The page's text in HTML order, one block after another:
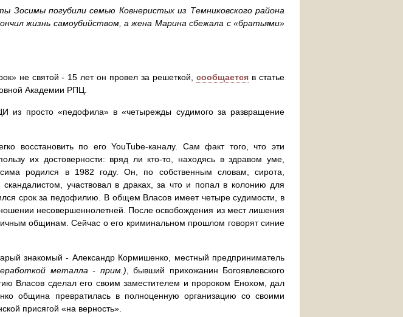
Зосимы погубили семью Ковнеристых из Темниковского района
жизнь самоубийством, а жена Марина сбежала с «братьями»
не святой - 15 лет он провел за решеткой,сообщается в статье
Академии РПЦ.
из просто «педофила» в «четырежды судимого за развращение
восстановить по его YouTube-каналу. Сам факт того, что эти
их достоверности: вряд ли кто-то, находясь в здравом уме,
родился в 1982 году. Он, по собственным словам, сирота,
участвовал в драках, за что и попал в колонию для
срок за педофилию. В общем Власов имеет четыре судимости, в
несовершеннолетней. После освобождения из мест лишения
общинам. Сейчас о его криминальном прошлом говорят синие
знакомый - Александр Кормишенко, местный предприниматель
металла - прим.) , бывший прихожанин Богоявлевского
Власов сделал его своим заместителем и пророком Енохом, дал
община превратилась в полноценную организацию со своими
присягой «на верность».